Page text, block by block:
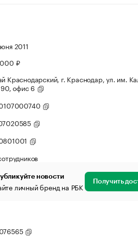
2011
₽
Краснодарский, г. Краснодар, ул. им.
офис 6
новости
личный бренд на РБК Получить